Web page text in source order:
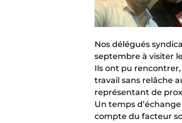
Nos délégués
septembre à visiter
Ils ont pu
travail sans relâche
représentant de
Un temps
compte du facteur